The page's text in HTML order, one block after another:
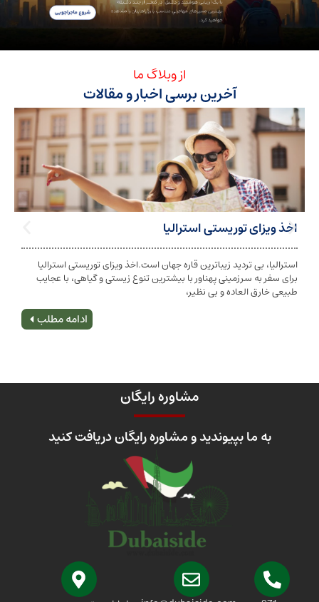
آخرین برسی اخبار و مقالات
توریستی استرالیا
تردید زیباترین قاره جهان است.اخذ ویزای توریستی استرالیا
سرزمینی پهناور با بیشترین تنوع زیستی و گیاهی، با عجایب
العاده و بی نظیر،
تابعیت و اخذ
شخص به دولت
مشاوره رایگان
بپیوندید و مشاوره رایگان دریافت کنید